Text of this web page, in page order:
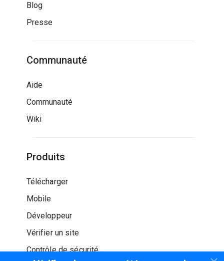
Blog
Presse
Communauté
Aide
Communauté
Wiki
Produits
Télécharger
Mobile
Développeur
Vérifier un site
Contrôle de sécurité